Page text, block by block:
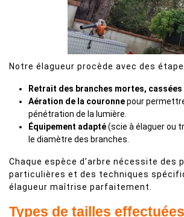
Notre élagueur procède avec des
Retrait des branches mortes,
Aération de la couronnepour
pénétration de la lumière.
Équipement adapté(scie à élaguer ou
le diamètre des branches.
Chaque espèce d’arbre nécessite des
particulières et des techniques
élagueur maîtrise parfaitement.
Types de tailles